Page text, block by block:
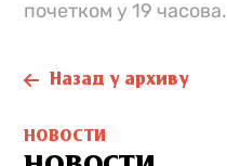
почетком у 19 часова.
Назад у архиву
НОВОСТИ